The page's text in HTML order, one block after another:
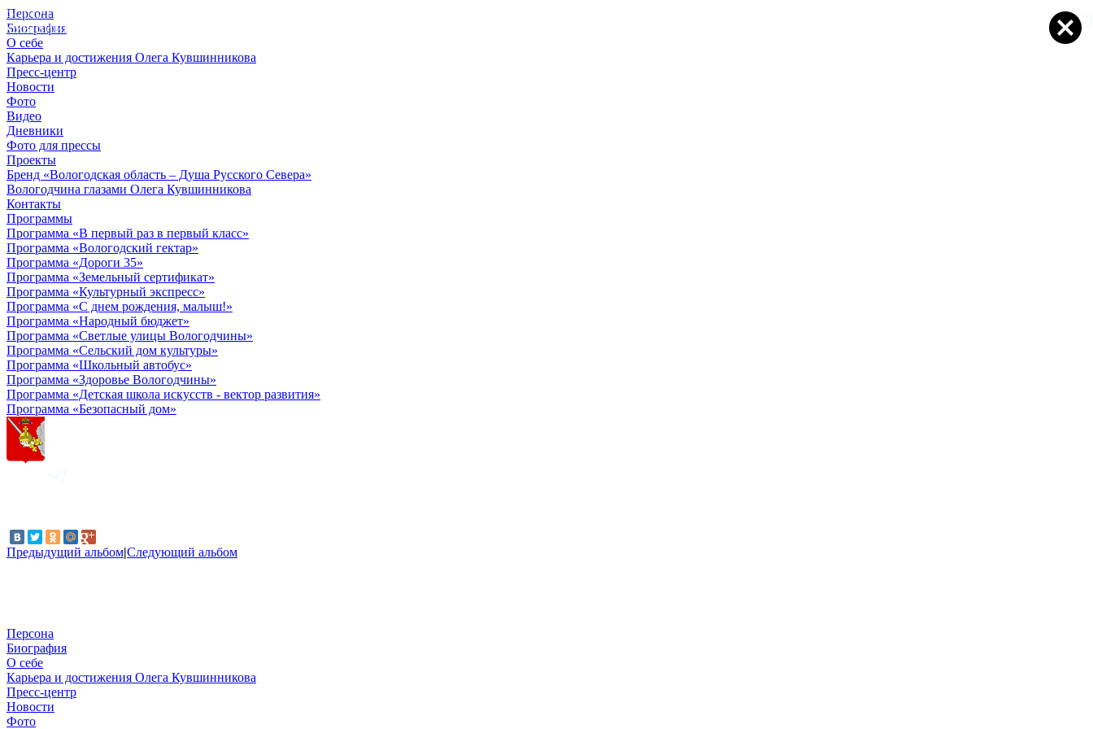
Персона
Биография
О себе
Карьера и достижения Олега Кувшинникова
Пресс-центр
Новости
Фото
Видео
Дневники
Фото для прессы
Проекты
Бренд «Вологодская область – Душа Русского Севера»
Вологодчина глазами Олега Кувшинникова
Контакты
Программы
Программа «В первый раз в первый класс»
Программа «Вологодский гектар»
Программа «Дороги 35»
Программа «Земельный сертификат»
Программа «Культурный экспресс»
Программа «С днем рождения, малыш!»
Программа «Народный бюджет»
Программа «Светлые улицы Вологодчины»
Программа «Сельский дом культуры»
Программа «Школьный автобус»
Программа «Здоровье Вологодчины»
Программа «Детская школа искусств - вектор развития»
Программа «Безопасный дом»
Предыдущий альбом|Следующий альбом
© 2012 - 2023,
КУВШИННИКОВ О.А.
Персона
Биография
О себе
Карьера и достижения Олега Кувшинникова
Пресс-центр
Новости
Фото